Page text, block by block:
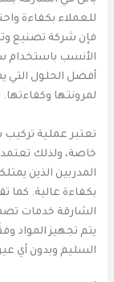
للعملاء بكفاءة
فإن شركة تصنيع
الأنسب باستخدام
أفضل الحلول التي
لمرونتها وكفاءتها.
تعتبر عملية
خاصة، ولذلك تعتمد
المدربين الذين
بكفاءة عالية.
الشارقة خدمات
يتم تجهيز المواد
السليم وبدون أي